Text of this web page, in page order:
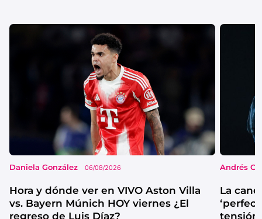
Daniela González 06/08/2026
Hora y dónde ver en VIVO Aston Villa
vs. Bayern Múnich HOY viernes ¿El
regreso de Luis Díaz?
Andrés
La
tensión